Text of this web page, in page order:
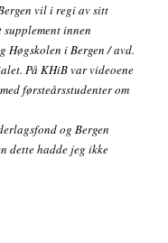
vil i regi av sitt
innen
Høgskolen i Bergen / avd.
På KHiB var videoene
førsteårsstudenter om
og Bergen
dette hadde jeg ikke